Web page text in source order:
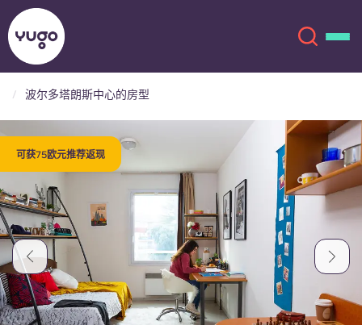
地点
更多
English (US)
Español
Deutsch
Italian French
波尔多塔朗斯中心的房型
可获75欧元推荐返现